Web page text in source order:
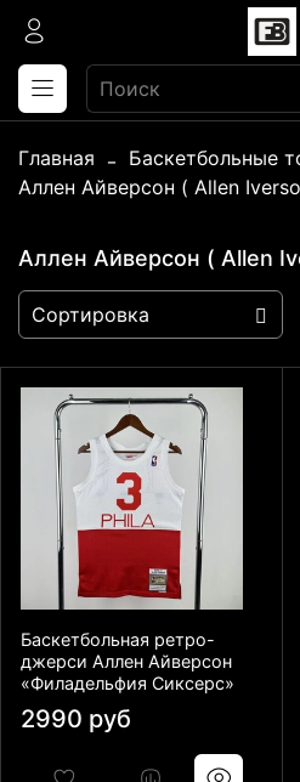
Главная Баскетбольные
Аллен Айверсон ( Allen
Аллен Айверсон ( Allen
Баскетбольная ретро-
джерси Аллен Айверсон
«Филадельфия Сиксерс»
2990 руб